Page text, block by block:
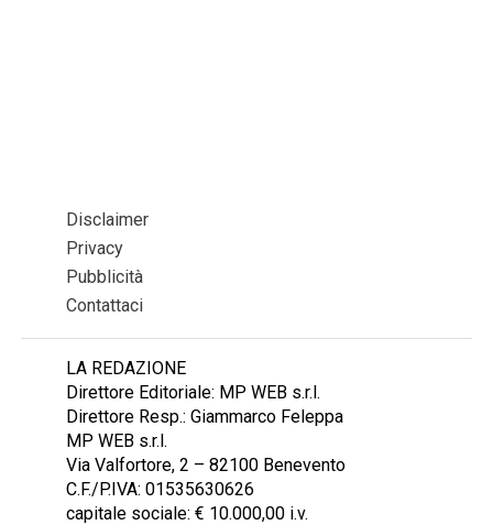
Disclaimer
Privacy
Pubblicità
Contattaci
LA REDAZIONE
Direttore Editoriale: MP WEB s.r.l.
Direttore Resp.: Giammarco Feleppa
MP WEB s.r.l.
Via Valfortore, 2 – 82100 Benevento
C.F./P.IVA: 01535630626
capitale sociale: € 10.000,00 i.v.